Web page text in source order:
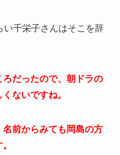
い千栄子さんはそこを辞
だったので、朝ドラの
ないですね。
前からみても岡島の方